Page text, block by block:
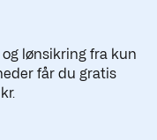
lønsikring fra kun
får du gratis